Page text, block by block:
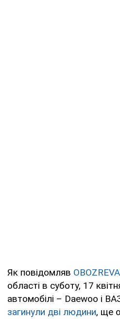
Як повідомляв
області в суботу, 17
автомобілі – Daewoo і
загинули дві людини, ще